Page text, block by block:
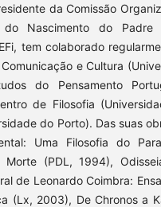
da Comissão
do Nascimento do Padre
tem colaborado
e Cultura
do Pensamento
de Filosofia
do Porto). Das suas
Uma Filosofia do
Morte (PDL, 1994),
de Leonardo Coimbra:
(Lx, 2003), De Chronos a